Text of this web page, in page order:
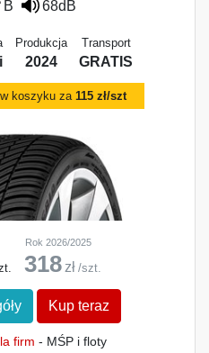
B 68dB
Produkcja
2024
Transport
GRATIS
koszyku za 115 zł/szt
Rok 2026/2025
318 zł /szt.
Kup teraz
firm - MŚP i floty